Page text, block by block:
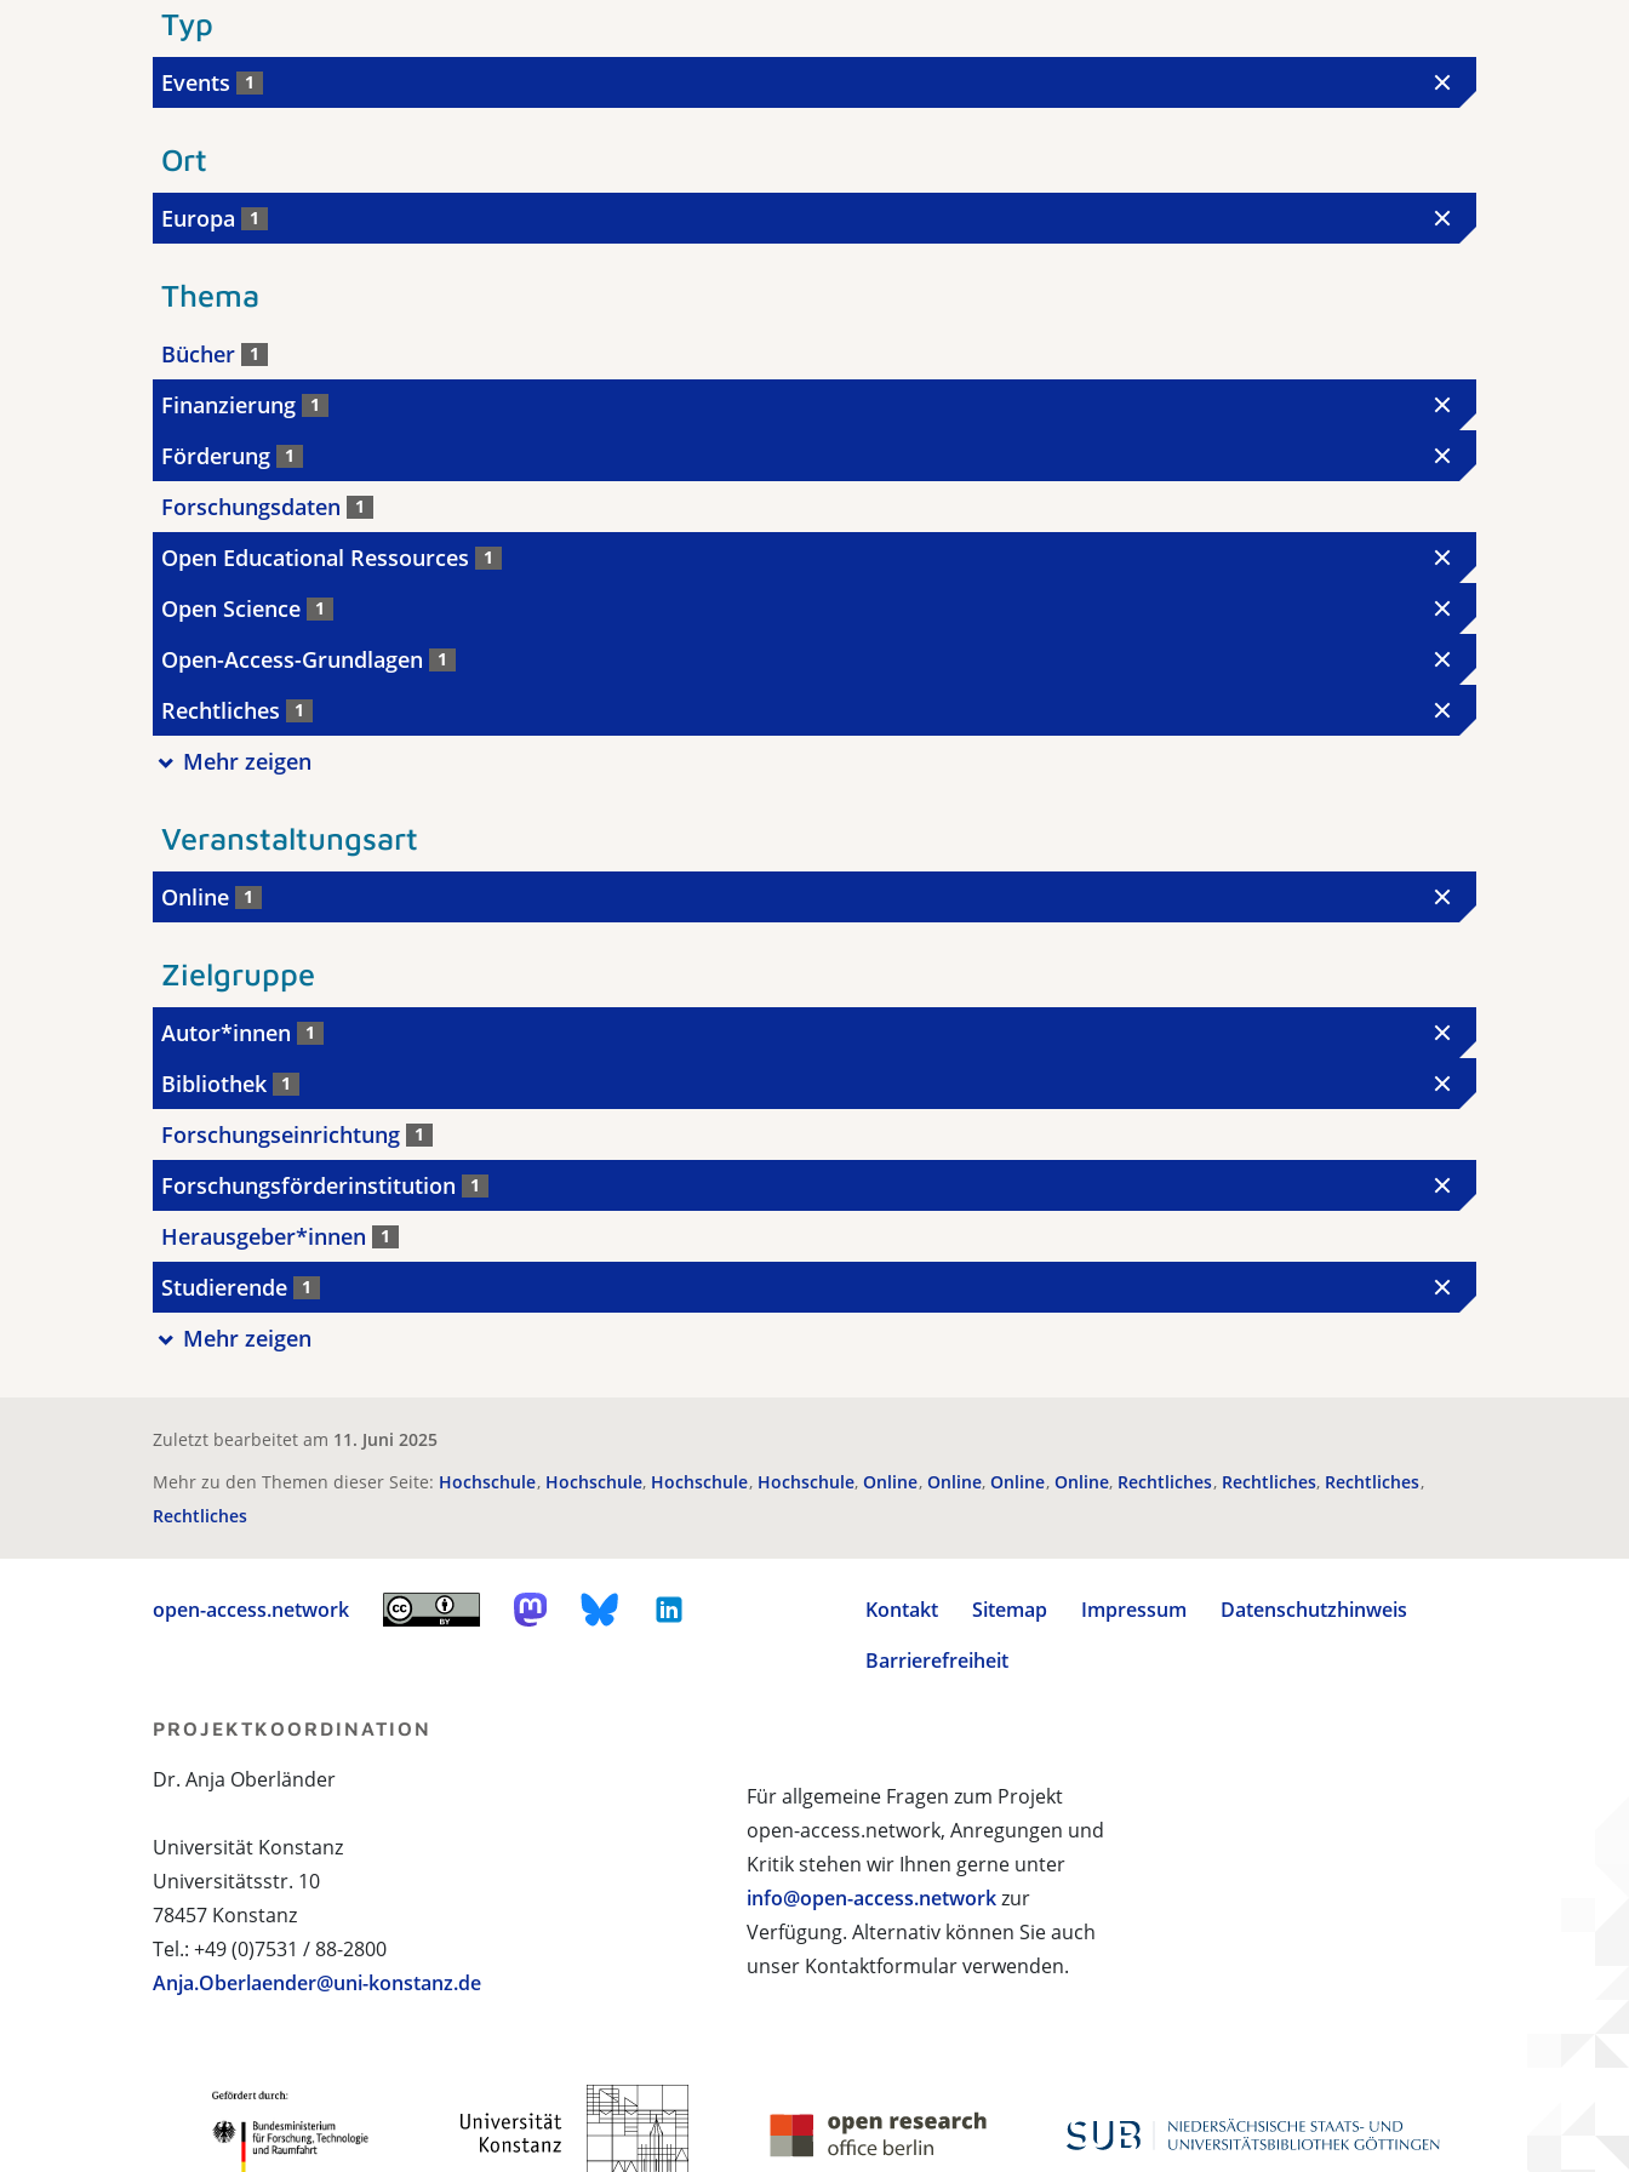
Typ
Events 1
Ort
Europa 1
Thema
Bücher 1
Finanzierung 1
Förderung 1
Forschungsdaten 1
Open Educational Ressources 1
Open Science 1
Open-Access-Grundlagen 1
Rechtliches 1
Mehr zeigen
Veranstaltungsart
Online 1
Zielgruppe
Autor*innen 1
Bibliothek 1
Forschungseinrichtung 1
Forschungsförderinstitution 1
Herausgeber*innen 1
Studierende 1
Mehr zeigen
Zuletzt bearbeitet am 11. Juni 2025
Mehr zu den Themen dieser Seite: Hochschule Hochschule Hochschule Hochschule Online Online Online Online Rechtliches Rechtliches Rechtliches
Rechtliches
open-access.network Kontakt Sitemap Impressum
Datenschutzhinweis
Barrierefreiheit
Für allgemeine Fragen zum Projekt
open-access.network, Anregungen und
Kritik stehen wir Ihnen gerne unter
info@open-access.networkzur
Verfügung. Alternativ können Sie auch
unser Kontaktformular verwenden.
PROJEKTKOORDINATION
Dr. Anja Oberländer
Universität Konstanz
Universitätsstr. 10
78457 Konstanz
Tel.: +49 (0)7531 / 88-2800
Anja.Oberlaender@uni-konstanz.de